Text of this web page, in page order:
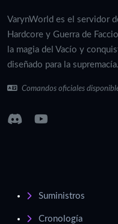
VarynWorld es el servidor
Hardcore y Guerra de
la magia del Vacío y
diseñado para la supremacía.
Comandos oficiales
Suministros
Cronología